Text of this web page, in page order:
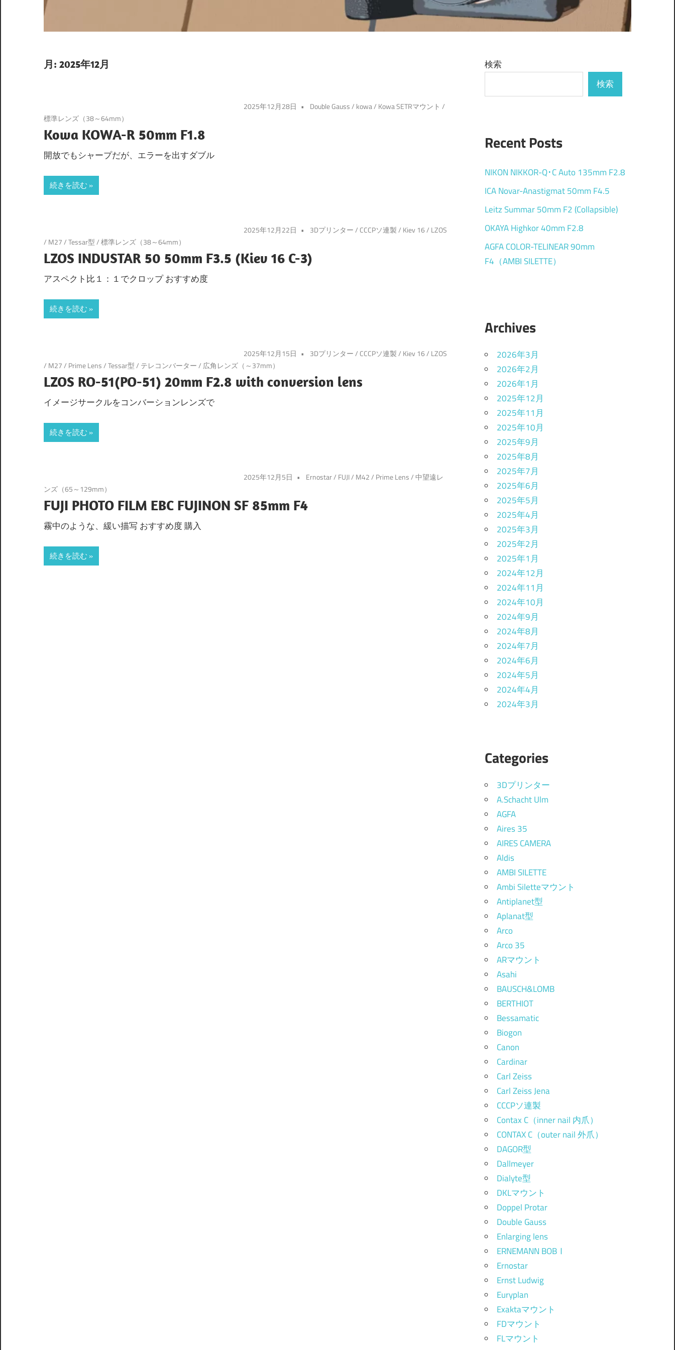
月: 2025年12月
2025年12月28日 Double Gauss/ kowa/ Kowa SETRマウント /
標準レンズ（38～64mm）
Kowa KOWA-R 50mm F1.8
開放でもシャープだが、エラーを出すダブル
続きを読む
2025年12月22日 3Dプリンター/ CCCPソ連製/ Kiev 16/ LZOS
/ M27/Tessar型/標準レンズ（38～64mm）
LZOS INDUSTAR 50 50mm F3.5 (Kiev 16 C-3)
アスペクト比１：１でクロップ おすすめ度
続きを読む
2025年12月15日 3Dプリンター/ CCCPソ連製/ Kiev 16/ LZOS
/ M27/ Prime Lens/Tessar型/ テレコンバーター/ 広角レンズ（～37mm）
LZOS RO-51(PO-51) 20mm F2.8 with conversion lens
イメージサークルをコンバーションレンズで
続きを読む
2025年12月5日 Ernostar/ FUJI/ M42/ Prime Lens/中望遠レ
ンズ（65～129mm）
FUJI PHOTO FILM EBC FUJINON SF 85mm F4
霧中のような、緩い描写 おすすめ度 購入
続きを読む
検索
検索
Recent Posts
NIKON NIKKOR-Q･C Auto 135mm F2.8
ICA Novar-Anastigmat 50mm F4.5
Leitz Summar 50mm F2 (Collapsible)
OKAYA Highkor 40mm F2.8
AGFA COLOR-TELINEAR 90mm
F4（AMBI SILETTE）
Archives
2026年3月
2026年2月
2026年1月
2025年12月
2025年11月
2025年10月
2025年9月
2025年8月
2025年7月
2025年6月
2025年5月
2025年4月
2025年3月
2025年2月
2025年1月
2024年12月
2024年11月
2024年10月
2024年9月
2024年8月
2024年7月
2024年6月
2024年5月
2024年4月
2024年3月
Categories
3Dプリンター
A.Schacht Ulm
AGFA
Aires 35
AIRES CAMERA
Aldis
AMBI SILETTE
Ambi Siletteマウント
Antiplanet型
Aplanat型
Arco
Arco 35
ARマウント
Asahi
BAUSCH&LOMB
BERTHIOT
Bessamatic
Biogon
Canon
Cardinar
Carl Zeiss
Carl Zeiss Jena
CCCPソ連製
Contax C（inner nail 内爪）
CONTAX C（outer nail 外爪）
DAGOR型
Dallmeyer
Dialyte型
DKLマウント
Doppel Protar
Double Gauss
Enlarging lens
ERNEMANN BOBⅠ
Ernostar
Ernst Ludwig
Euryplan
Exaktaマウント
FDマウント
FLマウント